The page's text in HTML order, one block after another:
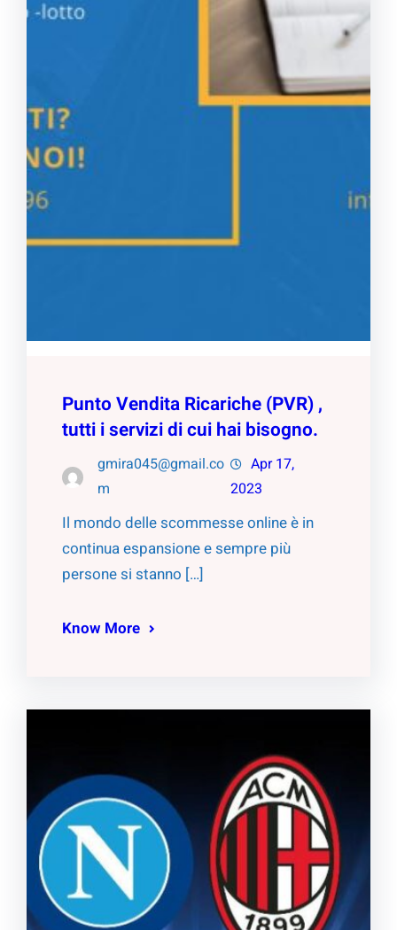
Punto Vendita Ricariche (PVR) ,
tutti i servizi di cui hai bisogno.
gmira045@gmail.co
m
Apr 17,
2023
Il mondo delle scommesse online è in
continua espansione e sempre più
persone si stanno […]
Know More